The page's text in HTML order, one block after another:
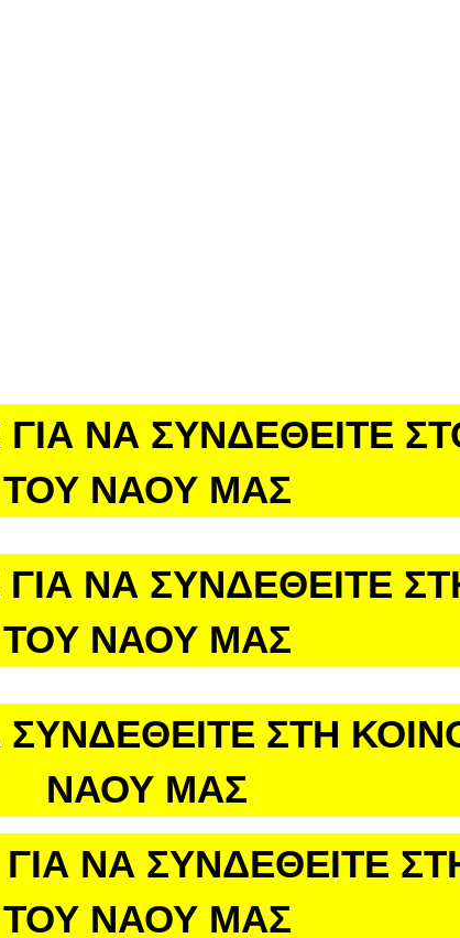
ΝΑ ΣΥΝΔΕΘΕΙΤΕ
ΤΟΥ ΝΑΟΥ ΜΑΣ
ΝΑ ΣΥΝΔΕΘΕΙΤΕ
ΤΟΥ ΝΑΟΥ ΜΑΣ
ΣΥΝΔΕΘΕΙΤΕ ΣΤΗ
ΝΑΟΥ ΜΑΣ
ΝΑ ΣΥΝΔΕΘΕΙΤΕ
ΤΟΥ ΝΑΟΥ ΜΑΣ